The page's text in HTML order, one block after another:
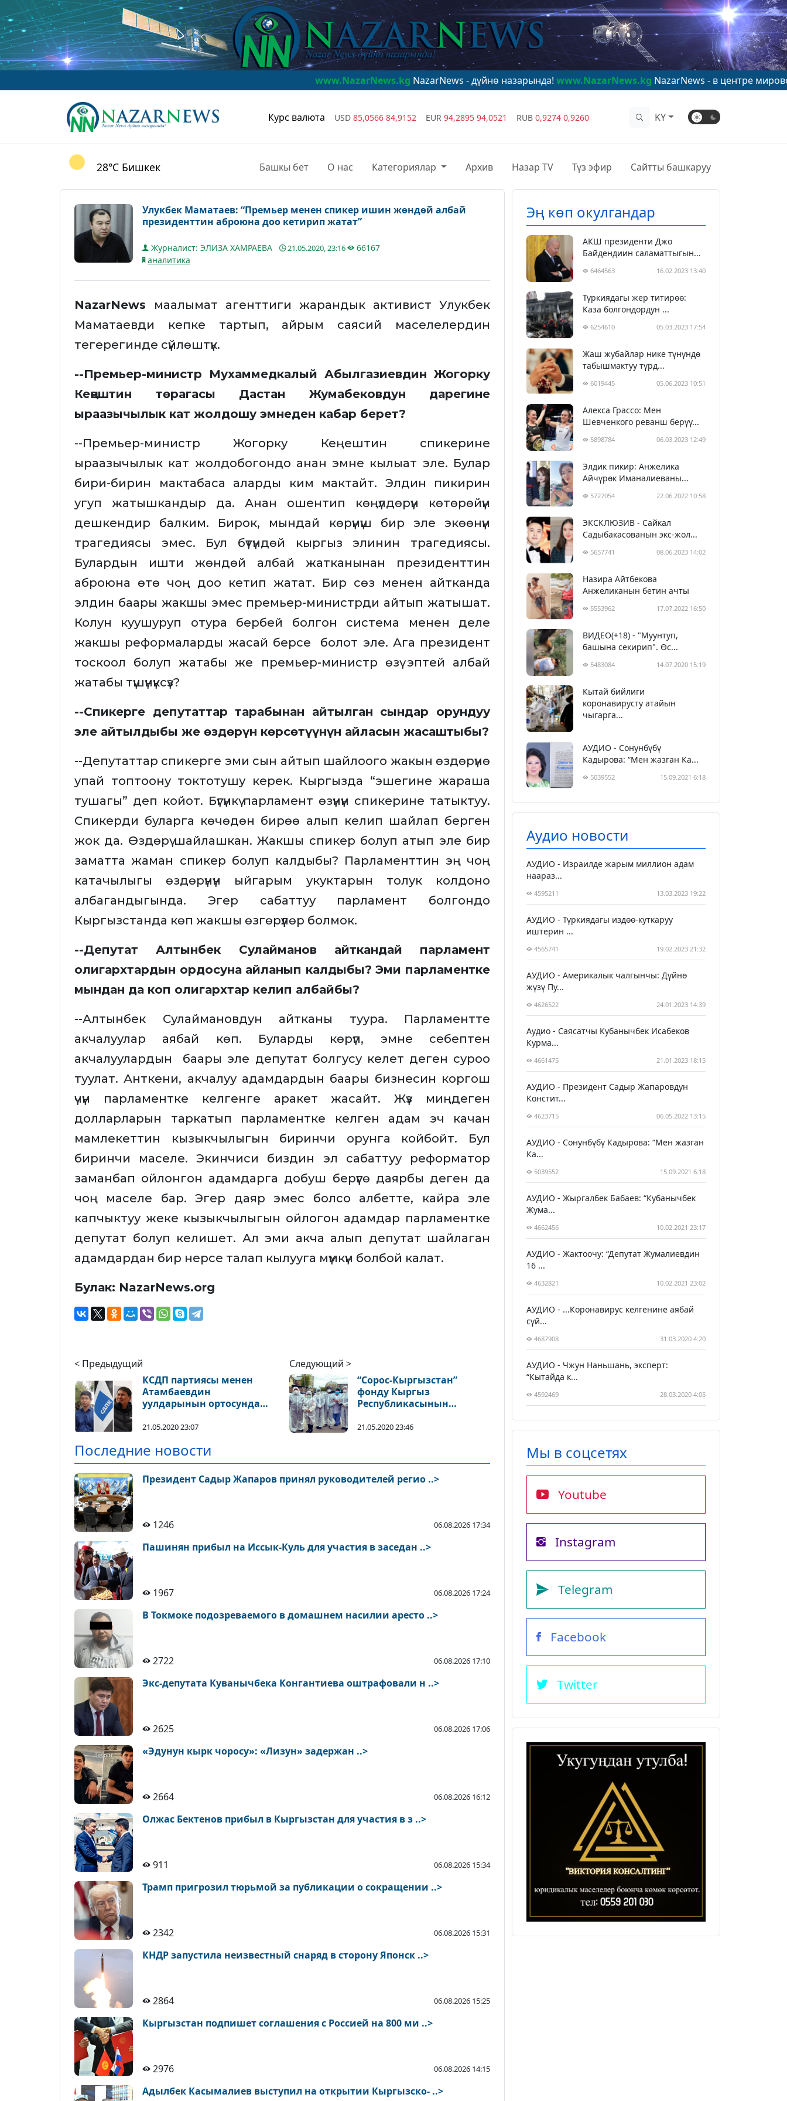
www.NazarNews.kgNazarNews - дүйнө назарында!www.NazarNews.kgNazarNews - в центре мирового
Курс валюта USD 85,0566 84,9152 EUR 94,2895 94,0521 RUB 0,9274 0,9260 KY
28°C Бишкек Башкы бет О нас Категориялар Архив Назар TV Түз эфир Сайтты башкаруу
Улукбек Маматаев: “Премьер менен спикер ишин жөндөй албай
президенттин аброюна доо кетирип жатат”
Журналист: ЭЛИЗА ХАМРАЕВА 21.05.2020, 23:16
66167
аналитика
NazarNews маалымат агенттиги жарандык активист Улукбек
Маматаевди кепке тартып, айрым саясий маселелердин
тегерегинде сүйлөштүк.
--Премьер-министр Мухаммедкалый Абылгазиевдин Жогорку
Кеңештин төрагасы Дастан Жумабековдун дарегине
ыраазычылык кат жолдошу эмнеден кабар берет?
--Премьер-министр Жогорку Кеңештин спикерине
ыраазычылык кат жолдобогондо анан эмне кылыат эле. Булар
бири-бирин мактабаса аларды ким мактайт. Элдин пикирин
угуп жатышкандыр да. Анан ошентип көңүлдөрүн көтөрөйүн
дешкендир балким. Бирок, мындай көрүнүш бир эле экөөнүн
трагедиясы эмес. Бул бүтүндөй кыргыз элинин трагедиясы.
Булардын ишти жөндөй албай жатканынан президенттин
аброюна өтө чоң доо кетип жатат. Бир сөз менен айтканда
элдин баары жакшы эмес премьер-министрди айтып жатышат.
Колун куушуруп отура бербей болгон система менен деле
жакшы реформаларды жасай берсе болот эле. Ага президент
тоскоол болуп жатабы же премьер-министр өзү эптей албай
жатабы түшүнүксүз?
--Спикерге депутаттар тарабынан айтылган сындар орундуу
эле айтылдыбы же өздөрүн көрсөтүүнүн айласын жасаштыбы?
--Депутаттар спикерге эми сын айтып шайлоого жакын өздөрүнө
упай топтоону токтотушу керек. Кыргызда “эшегине жараша
тушагы” деп койот. Бүгүнкү парламент өзүнүн спикерине татыктуу.
Спикерди буларга көчөдөн бирөө алып келип шайлап берген
жок да. Өздөрү шайлашкан. Жакшы спикер болуп атып эле бир
заматта жаман спикер болуп калдыбы? Парламенттин эң чоң
катачылыгы өздөрүнүн ыйгарым укуктарын толук колдоно
албагандыгында. Эгер сабаттуу парламент болгондо
Кыргызстанда көп жакшы өзгөрүүлөр болмок.
--Депутат Алтынбек Сулайманов айткандай парламент
олигархтардын ордосуна айланып калдыбы? Эми парламентке
мындан да коп олигархтар келип албайбы?
--Алтынбек Сулаймановдун айтканы туура. Парламентте
акчалуулар аябай көп. Буларды көрүп, эмне себептен
акчалуулардын баары эле депутат болгусу келет деген суроо
туулат. Анткени, акчалуу адамдардын баары бизнесин коргош
үчүн парламентке келгенге аракет жасайт. Жүз миңдеген
долларларын таркатып парламентке келген адам эч качан
мамлекеттин кызыкчылыгын биринчи орунга койбойт. Бул
биринчи маселе. Экинчиси биздин эл сабаттуу реформатор
заманбап ойлонгон адамдарга добуш берүүгө даярбы деген да
чоң маселе бар. Эгер даяр эмес болсо албетте, кайра эле
капчыктуу жеке кызыкчылыгын ойлогон адамдар парламентке
депутат болуп келишет. Ал эми акча алып депутат шайлаган
адамдардан бир нерсе талап кылууга мүмкүн болбой калат.
Булак: NazarNews.org
< Предыдущий
КСДП партиясы менен
Атамбаевдин
уулдарынын ортосунда
жаралды
21.05.2020 23:07
Следующий >
“Сорос-Кыргызстан”
фонду Кыргыз
Республикасынын
жеке коргоонууга зарыл
21.05.2020 23:46
Последние новости
Президент Садыр Жапаров принял руководителей регио ..>
1246 06.08.2026 17:34
Пашинян прибыл на Иссык-Куль для участия в заседан ..>
1967 06.08.2026 17:24
В Токмоке подозреваемого в домашнем насилии аресто ..>
2722 06.08.2026 17:10
Экс-депутата Куванычбека Конгантиева оштрафовали н ..>
2625 06.08.2026 17:06
«Эдунун кырк чоросу»: «Лизун» задержан ..>
2664 06.08.2026 16:12
Олжас Бектенов прибыл в Кыргызстан для участия в з ..>
911 06.08.2026 15:34
Трамп пригрозил тюрьмой за публикации о сокращении ..>
2342 06.08.2026 15:31
КНДР запустила неизвестный снаряд в сторону Японск ..>
2864 06.08.2026 15:25
Кыргызстан подпишет соглашения с Россией на 800 ми ..>
2976 06.08.2026 14:15
Адылбек Касымалиев выступил на открытии Кыргызско- ..>
Эң көп окулгандар
АКШ президенти Джо
Байдендиин саламаттыгын...
6464563 16.02.2023 13:40
Түркиядагы жер титирөө:
Каза болгондордун ...
6254610 05.03.2023 17:54
Жаш жубайлар нике түнүндө
табышмактуу түрд...
6019445 05.06.2023 10:51
Алекса Грассо: Мен
Шевченкого реванш берүү...
5898784 06.03.2023 12:49
Элдик пикир: Анжелика
Айчүрөк Иманалиеваны...
5727054 22.06.2022 10:58
ЭКСКЛЮЗИВ - Сайкал
Садыбакасованын экс-жол...
5657741 08.06.2023 14:02
Назира Айтбекова
Анжеликанын бетин ачты
5553962 17.07.2022 16:50
ВИДЕО(+18) - "Муунтуп,
башына секирип". Өс...
5483084 14.07.2020 15:19
Кытай бийлиги
коронавирусту атайын
чыгарга...
АУДИО - Сонунбүбү
Кадырова: “Мен жазган Ка...
5039552 15.09.2021 6:18
Аудио новости
АУДИО - Израилде жарым миллион адам
наараз...
4595211 13.03.2023 19:22
АУДИО - Түркиядагы издөө-куткаруу
иштерин ...
4565741 19.02.2023 21:32
АУДИО - Америкалык чалгынчы: Дүйнө
жүзү Пу...
4626522 24.01.2023 14:39
Аудио - Саясатчы Кубанычбек Исабеков
Курма...
4661475 21.01.2023 18:15
АУДИО - Президент Садыр Жапаровдун
Констит...
4623715 06.05.2022 13:15
АУДИО - Сонунбүбү Кадырова: “Мен жазган
Ка...
5039552 15.09.2021 6:18
АУДИО - Жыргалбек Бабаев: “Кубанычбек
Жума...
4662456 10.02.2021 23:17
АУДИО - Жактоочу: “Депутат Жумалиевдин
16 ...
4632821 10.02.2021 23:02
АУДИО - ...Коронавирус келгенине аябай
сүй...
4687908 31.03.2020 4:20
АУДИО - Чжун Наньшань, эксперт:
“Кытайда к...
4592469 28.03.2020 4:05
Мы в соцсетях
Youtube
Instagram
Telegram
Facebook
Twitter